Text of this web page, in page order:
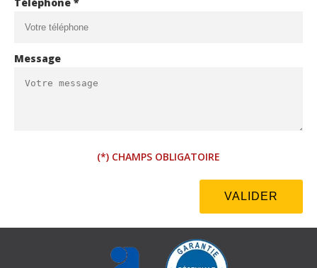
Téléphone *
Message
(*) CHAMPS OBLIGATOIRE